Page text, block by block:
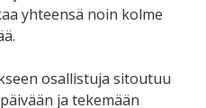
yhteensä noin kolme
osallistuja sitoutuu
ja tekemään